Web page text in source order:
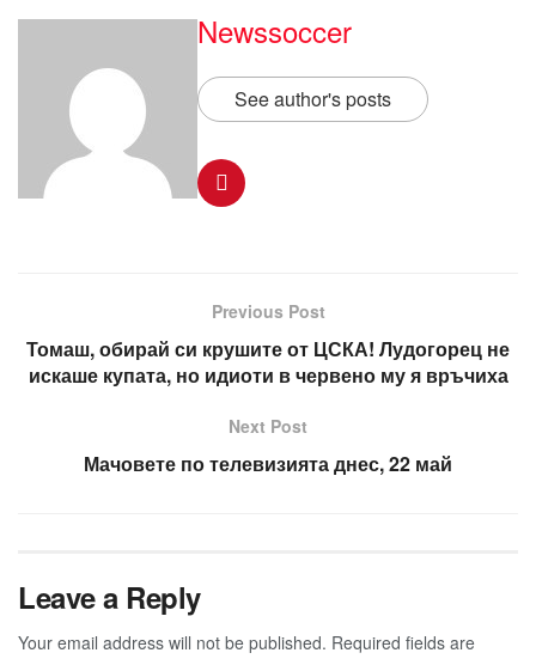
Newssoccer
See author's posts
Previous Post
Томаш, обирай си крушите от ЦСКА! Лудогорец не
искаше купата, но идиоти в червено му я връчиха
Next Post
Мачовете по телевизията днес, 22 май
Leave a Reply
Your email address will not be published. Required fields are